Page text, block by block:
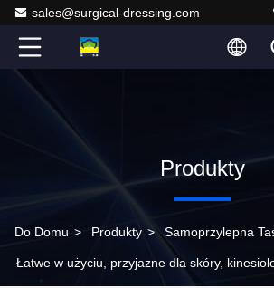
sales@surgical-dressing.com
Produkty
Do Domu > Produkty > Samoprzylepna
Łatwe w użyciu, przyjazne dla skóry,